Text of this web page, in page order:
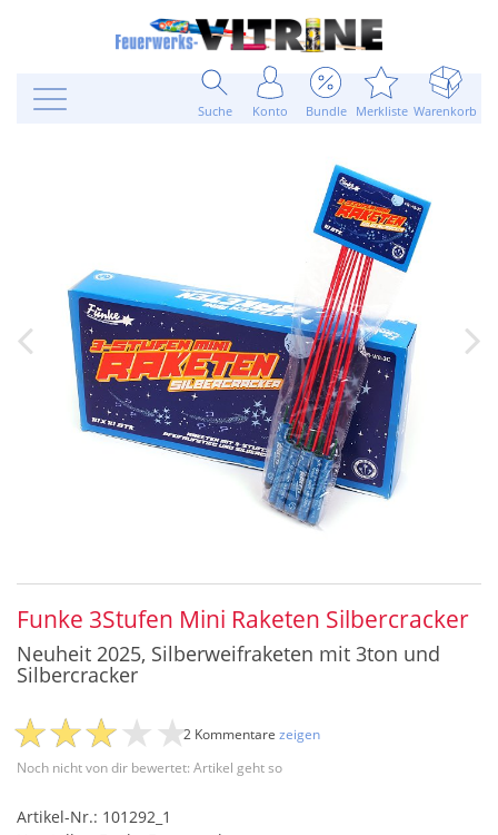
Suche Konto Bundle Merkliste Warenkorb
Funke 3Stufen Mini Raketen Silbercracker
Neuheit 2025, Silberweifraketen mit 3ton und
Silbercracker
Noch nicht von dir bewertet: Artikel geht so
2 Kommentare zeigen
Artikel-Nr.: 101292_1